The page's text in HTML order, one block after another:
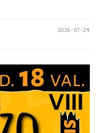
2026-07-29